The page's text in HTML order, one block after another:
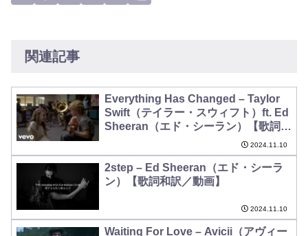
関連記事
Everything Has Changed – Taylor
Swift（テイラー・スウィフト）ft. Ed
Sheeran（エド・シーラン）【歌詞和
2024.11.10
2step – Ed Sheeran（エド・シーラ
ン）【歌詞和訳／動画】
2024.11.10
Waiting For Love – Avicii（アヴィー